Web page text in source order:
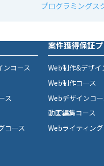
プログラミングス
ンコース
ス
コース
案件獲得保証
Web制作&デザイ
Web制作コース
Webデザインコー
動画編集コース
Webライティン